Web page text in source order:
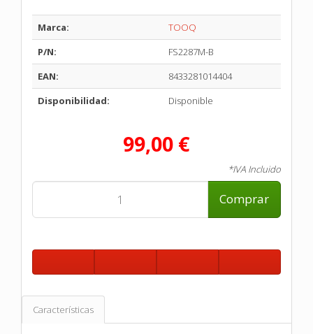
Marca:
TOOQ
P/N:
FS2287M-B
EAN:
8433281014404
Disponibilidad:
Disponible
99,00 €
*IVA Incluido
Comprar
Características